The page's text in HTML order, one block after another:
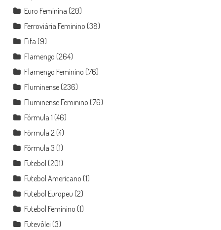
Euro Feminina (20)
Ferroviária Feminino (38)
Fifa (9)
Flamengo (264)
Flamengo Feminino (76)
Fluminense(236)
Fluminense Feminino (76)
Fórmula 1 (46)
Fórmula 2(4)
Fórmula 3 (1)
Futebol (201)
Futebol Americano (1)
Futebol Europeu (2)
Futebol Feminino (1)
Futevôlei (3)